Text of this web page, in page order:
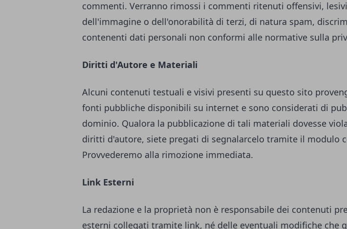
commenti. Verranno rimossi i commenti ritenuti offensivi, lesivi
dell'immagine o dell'onorabilità di terzi, di natura spam,
contenenti dati personali non conformi alle normative sulla
Diritti d'Autore e Materiali
Alcuni contenuti testuali e visivi presenti su questo sito
fonti pubbliche disponibili su internet e sono considerati di
dominio. Qualora la pubblicazione di tali materiali dovesse
diritti d'autore, siete pregati di segnalarcelo tramite il modulo
Provvederemo alla rimozione immediata.
Link Esterni
La redazione e la proprietà non è responsabile dei contenuti
esterni collegati tramite link, né delle eventuali modifiche che